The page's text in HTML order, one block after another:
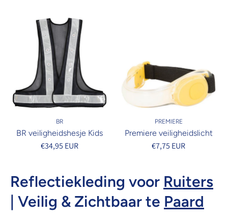
BR
BR veiligheidshesje Kids
€34,95 EUR
PREMIERE
Premiere veiligheidslicht
€7,75 EUR
Reflectiekleding voor Ruiters
| Veilig & Zichtbaar te Paard